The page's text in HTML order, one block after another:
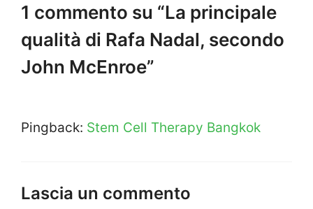
1 commento su “La principale
qualità di Rafa Nadal, secondo
John McEnroe”
Pingback: Stem Cell Therapy Bangkok
Lascia un commento